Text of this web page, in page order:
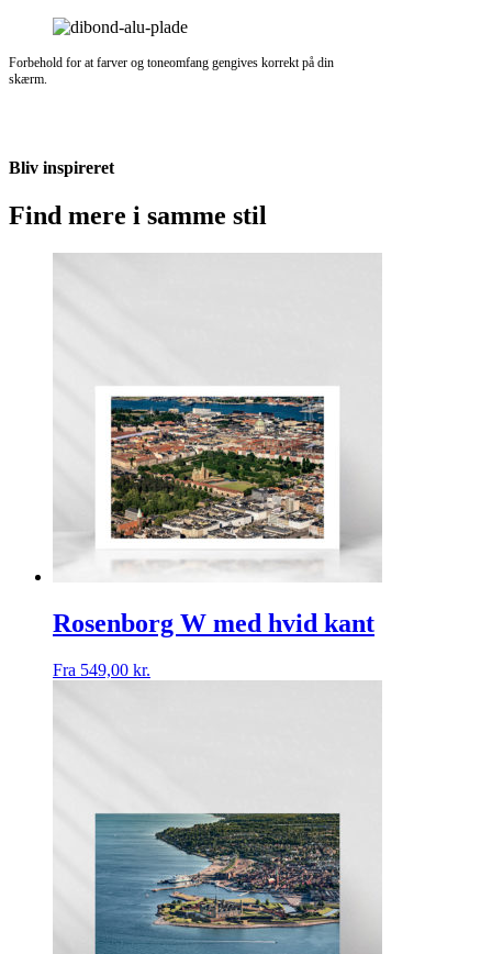
Forbehold for at farver og toneomfang gengives korrekt på din
skærm.
Bliv inspireret
Find mere i samme stil
Rosenborg W med hvid kant
Fra 549,00 kr.